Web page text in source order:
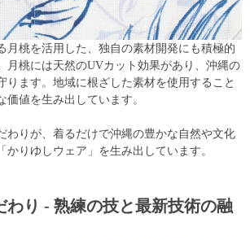
月桃を活用した、独自の素材開発にも積極的
月桃には天然のUVカット効果があり、沖縄の
ります。地域に根ざした素材を使用すること
価値を生み出しています。
わりが、着るだけで沖縄の豊かな自然や文化
かりゆしウェア」を生み出しています。
わり - 熟練の技と最新技術の融